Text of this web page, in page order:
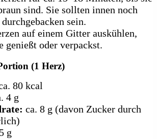
sind. Sie sollten innen noch
sein.
auf einem Gitter auskühlen,
genießt oder verpackst.
(1 Herz)
80 kcal
4 g
ca. 8 g (davon Zucker durch
g